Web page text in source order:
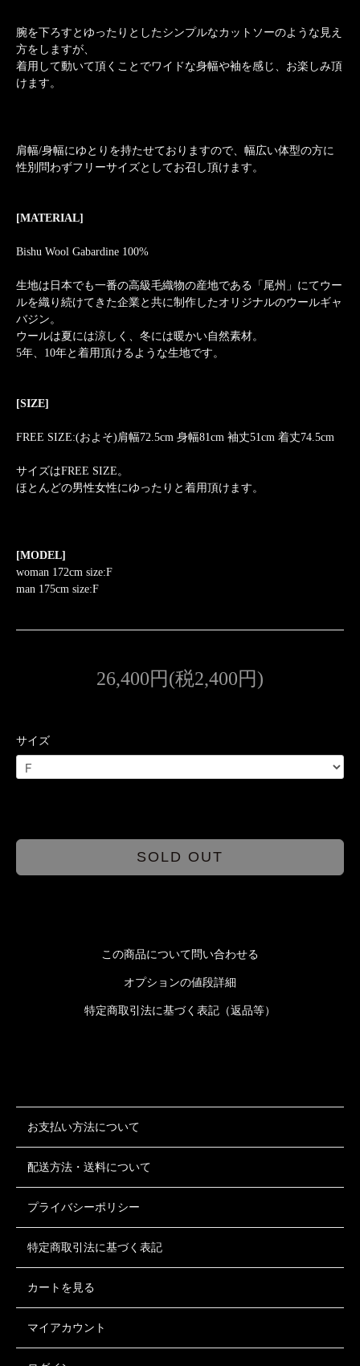
腕を下ろすとゆったりとしたシンプルなカットソーのような見え
方をしますが、
着用して動いて頂くことでワイドな身幅や袖を感じ、お楽しみ頂
けます。
肩幅/身幅にゆとりを持たせておりますので、幅広い体型の方に
性別問わずフリーサイズとしてお召し頂けます。
[MATERIAL]
Bishu Wool Gabardine 100%
生地は日本でも一番の高級毛織物の産地である「尾州」にてウー
ルを織り続けてきた企業と共に制作したオリジナルのウールギャ
バジン。
ウールは夏には涼しく、冬には暖かい自然素材。
5年、10年と着用頂けるような生地です。
[SIZE]
FREE SIZE:(およそ)肩幅72.5cm 身幅81cm 袖丈51cm 着丈74.5cm
サイズはFREE SIZE。
ほとんどの男性女性にゆったりと着用頂けます。
[MODEL]
woman 172cm size:F
man 175cm size:F
26,400円(税2,400円)
サイズ
SOLD OUT
この商品について問い合わせる
オプションの値段詳細
特定商取引法に基づく表記（返品等）
お支払い方法について
配送方法・送料について
プライバシーポリシー
特定商取引法に基づく表記
カートを見る
マイアカウント